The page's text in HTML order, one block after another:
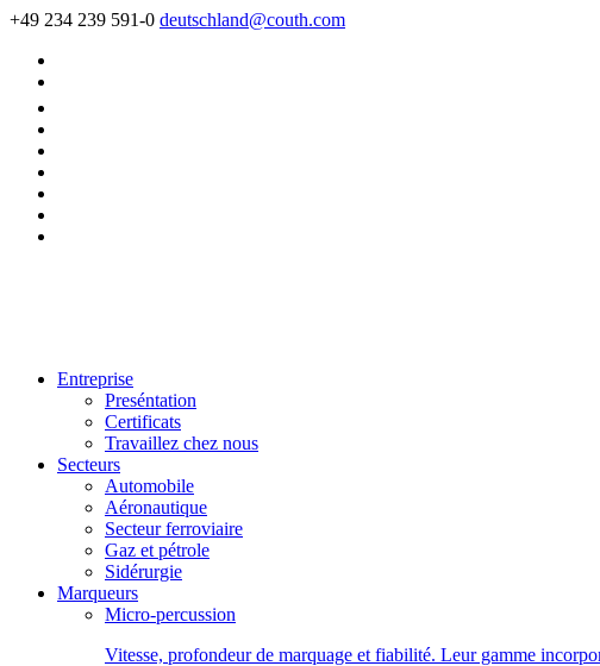
+49 234 239 591-0 deutschland@couth.com
Entreprise
Preséntation
Certificats
Travaillez chez nous
Secteurs
Automobile
Aéronautique
Secteur ferroviaire
Gaz et pétrole
Sidérurgie
Marqueurs
Micro-percussion
Vitesse, profondeur de marquage et fiabilité. Leur gamme